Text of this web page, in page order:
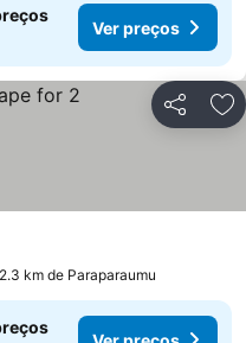
Ver preços
Partilhar
km de Paraparaumu